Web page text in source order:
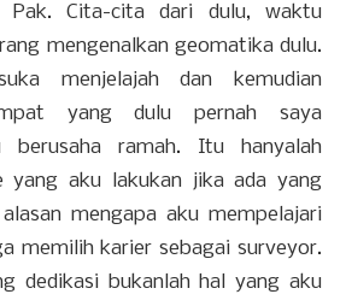
Pak. Cita-cita dari dulu, waktu
mengenalkan geomatika dulu.
menjelajah dan kemudian
yang dulu pernah saya
berusaha ramah. Itu hanyalah
yang aku lakukan jika ada yang
mengapa aku mempelajari
memilih karier sebagai surveyor.
dedikasi bukanlah hal yang aku